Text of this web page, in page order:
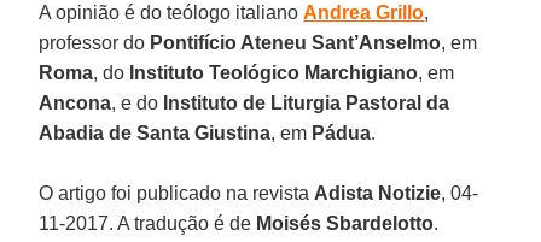
A opinião é do teólogo italianoAndrea Grillo,
professor do Pontifício Ateneu Sant’Anselmo, em
Roma, do Instituto Teológico Marchigiano, em
Ancona, e do Instituto de Liturgia Pastoral da
Abadia de Santa Giustina, em Pádua.
O artigo foi publicado na revista Adista Notizie, 04-
11-2017. A tradução é de Moisés Sbardelotto.